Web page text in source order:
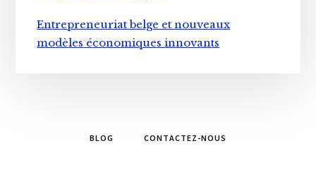
Entrepreneuriat belge et nouveaux
modèles économiques innovants
BLOG CONTACTEZ-NOUS